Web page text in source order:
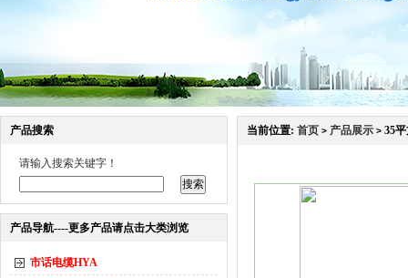
产品搜索
请输入搜索关键字！
产品导航----更多产品请点击大类浏览
市话电缆HYA
当前位置: 首页 > 产品展示 > 35